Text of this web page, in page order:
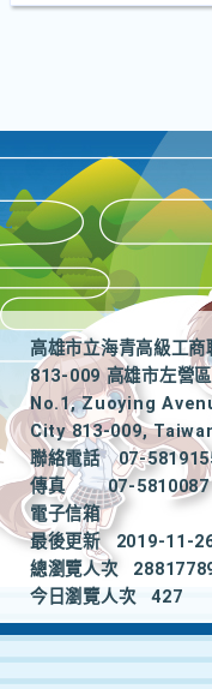
高雄市立海青高級工商
813-009 高雄市左營
No.1, Zuoying
City 813-009,
聯絡電話
07-
傳真
07-5810087
電子信箱
最後更新
2019-11-
總瀏覽人次
今日瀏覽人次
427